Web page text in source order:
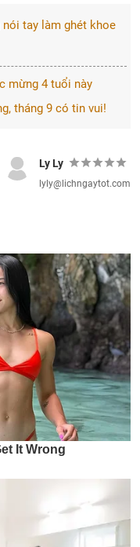
tay làm ghét khoe
mừng 4 tuổi này
tháng 9 có tin vui!
Ly Ly
lyly@lichngaytot.com